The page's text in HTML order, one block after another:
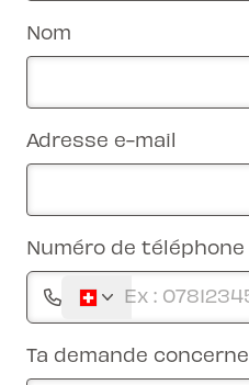
Nom
Adresse e-mail
Numéro de téléphone
Ta demande concerne